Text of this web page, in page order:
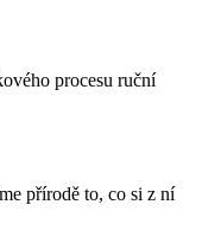
procesu ruční
přírodě to, co si z ní